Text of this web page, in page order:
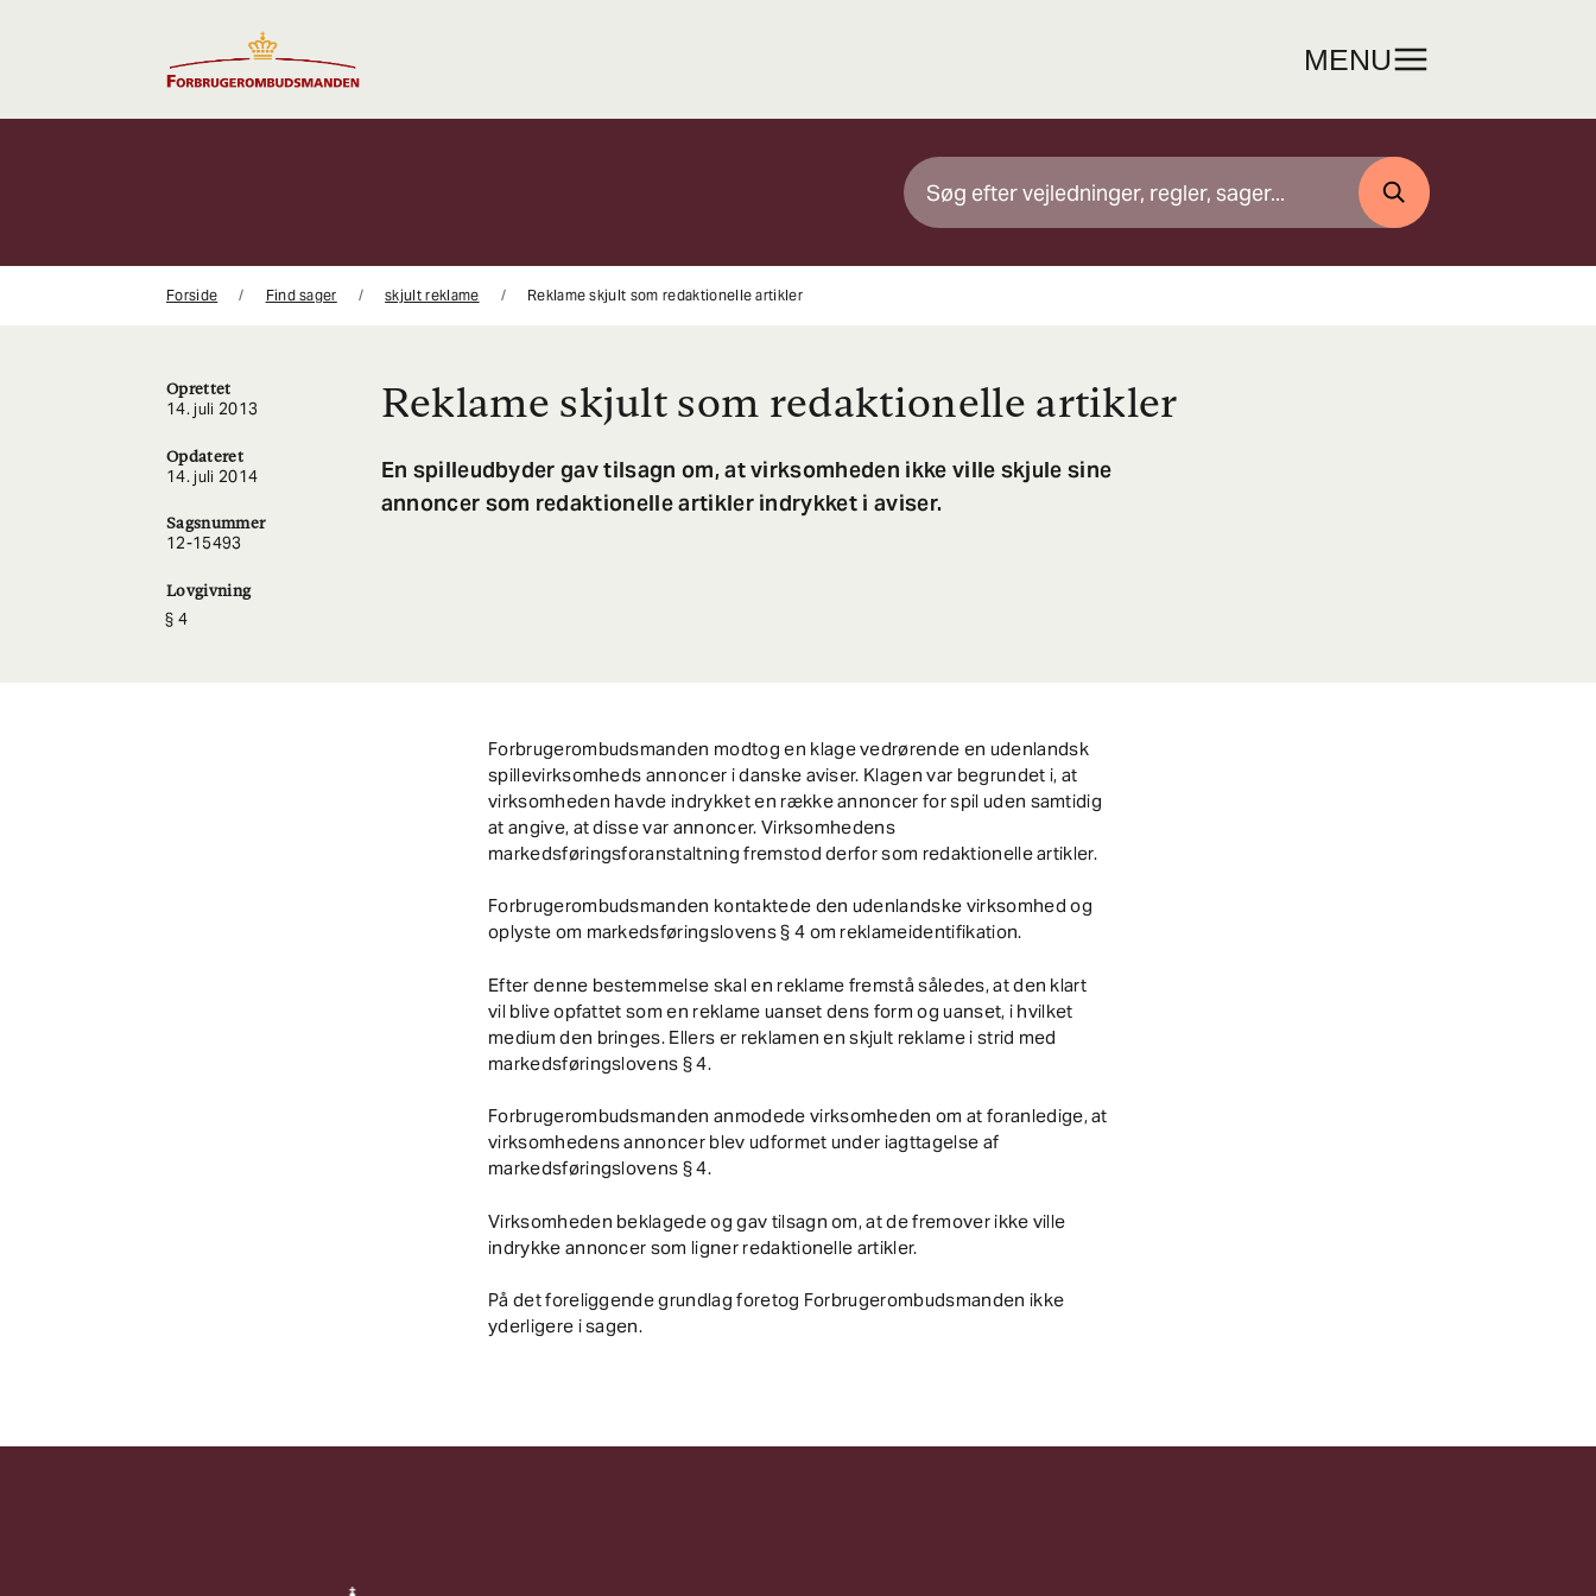
MENU
SØG
Forside Find sager skjult reklame Reklame skjult som redaktionelle artikler
Oprettet
14. juli 2013
Opdateret
14. juli 2014
Sagsnummer
12-15493
Lovgivning
4
Reklame skjult som redaktionelle artikler
En spilleudbyder gav tilsagn om, at virksomheden ikke ville skjule sine
annoncer som redaktionelle artikler indrykket i aviser.
Forbrugerombudsmanden modtog en klage vedrørende en udenlandsk
spillevirksomheds annoncer i danske aviser. Klagen var begrundet i, at
virksomheden havde indrykket en række annoncer for spil uden samtidig
at angive, at disse var annoncer. Virksomhedens
markedsføringsforanstaltning fremstod derfor som redaktionelle artikler.
Forbrugerombudsmanden kontaktede den udenlandske virksomhed og
oplyste om markedsføringslovens § 4 om reklameidentifikation.
Efter denne bestemmelse skal en reklame fremstå således, at den klart
vil blive opfattet som en reklame uanset dens form og uanset, i hvilket
medium den bringes. Ellers er reklamen en skjult reklame i strid med
markedsføringslovens § 4.
Forbrugerombudsmanden anmodede virksomheden om at foranledige, at
virksomhedens annoncer blev udformet under iagttagelse af
markedsføringslovens § 4.
Virksomheden beklagede og gav tilsagn om, at de fremover ikke ville
indrykke annoncer som ligner redaktionelle artikler.
På det foreliggende grundlag foretog Forbrugerombudsmanden ikke
yderligere i sagen.